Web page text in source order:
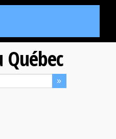
Québec